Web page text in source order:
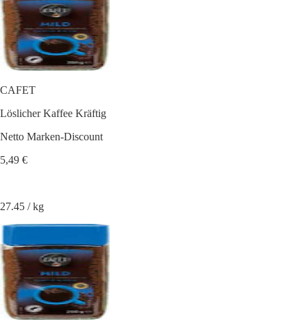
CAFET
Löslicher Kaffee Kräftig
Netto Marken-Discount
5,49 €
27.45 / kg